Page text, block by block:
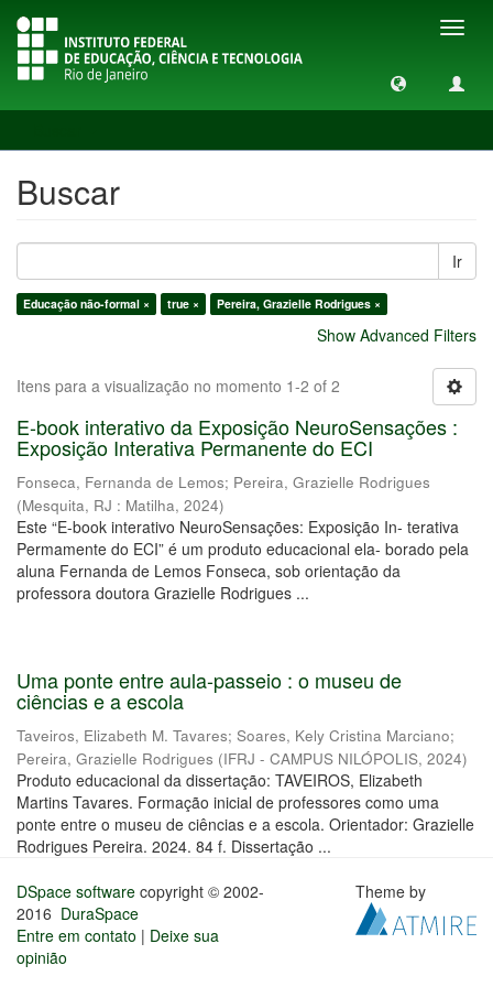
Buscar
Ir
Educação não-formal × true × Pereira, Grazielle Rodrigues ×
Show Advanced Filters
Itens para a visualização no momento 1-2 of 2
E-book interativo da Exposição NeuroSensações :
Exposição Interativa Permanente do ECI
Fonseca, Fernanda de Lemos; Pereira, Grazielle Rodrigues
(Mesquita, RJ : Matilha, 2024)
Este “E-book interativo NeuroSensações: Exposição In- terativa
Permamente do ECI” é um produto educacional ela- borado pela
aluna Fernanda de Lemos Fonseca, sob orientação da
professora doutora Grazielle Rodrigues ...
Uma ponte entre aula-passeio : o museu de
ciências e a escola
Taveiros, Elizabeth M. Tavares; Soares, Kely Cristina Marciano;
Pereira, Grazielle Rodrigues (IFRJ - CAMPUS NILÓPOLIS, 2024)
Produto educacional da dissertação: TAVEIROS, Elizabeth
Martins Tavares. Formação inicial de professores como uma
ponte entre o museu de ciências e a escola. Orientador: Grazielle
Rodrigues Pereira. 2024. 84 f. Dissertação ...
DSpace software copyright © 2002-
2016 DuraSpace
Entre em contato | Deixe sua
opinião
Theme by